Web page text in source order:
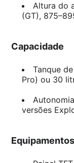
Altura do
(GT),
Capacidade
Tanque
Pro) ou 30
versões